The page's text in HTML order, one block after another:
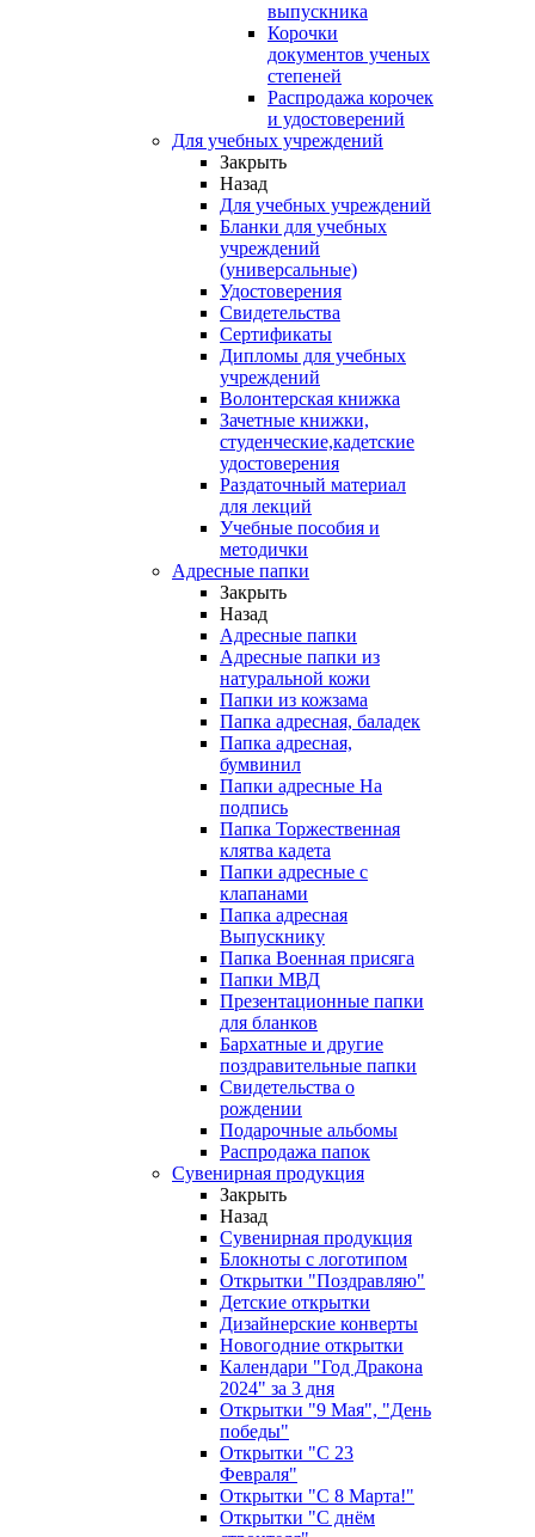
выпускника
Корочки
документов ученых
степеней
Распродажа корочек
и удостоверений
Для учебных учреждений
Закрыть
Назад
Для учебных учреждений
Бланки для учебных
учреждений
(универсальные)
Удостоверения
Свидетельства
Сертификаты
Дипломы для учебных
учреждений
Волонтерская книжка
Зачетные книжки,
студенческие,кадетские
удостоверения
Раздаточный материал
для лекций
Учебные пособия и
методички
Адресные папки
Закрыть
Назад
Адресные папки
Адресные папки из
натуральной кожи
Папки из кожзама
Папка адресная, баладек
Папка адресная,
бумвинил
Папки адресные На
подпись
Папка Торжественная
клятва кадета
Папки адресные с
клапанами
Папка адресная
Выпускнику
Папка Военная присяга
Папки МВД
Презентационные папки
для бланков
Бархатные и другие
поздравительные папки
Свидетельства о
рождении
Подарочные альбомы
Распродажа папок
Сувенирная продукция
Закрыть
Назад
Сувенирная продукция
Блокноты с логотипом
Открытки "Поздравляю"
Детские открытки
Дизайнерские конверты
Новогодние открытки
Календари "Год Дракона
2024" за 3 дня
Открытки "9 Мая", "День
победы"
Открытки "С 23
Февраля"
Открытки "С 8 Марта!"
Открытки "С днём